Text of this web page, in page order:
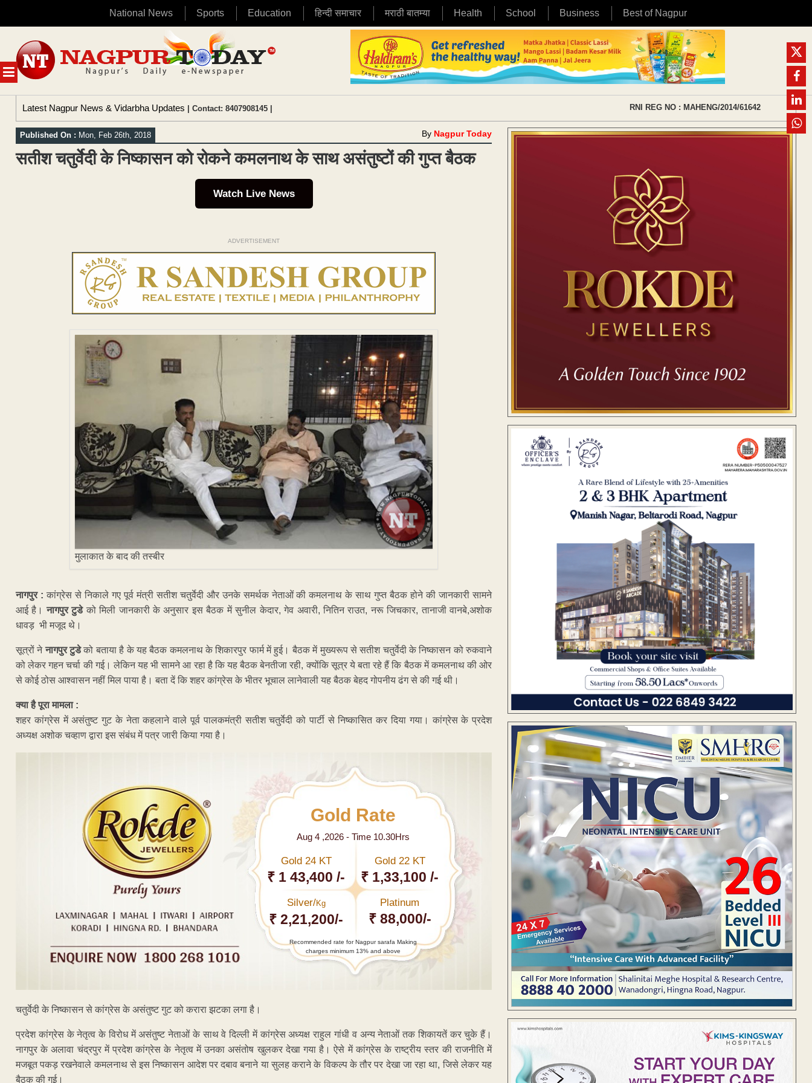
National News Sports Education हिन्दी समाचार मराठी बातम्या Health School Business Best of Nagpur
MENU
content
Latest Nagpur News & Vidarbha Updates | Contact: 8407908145 | RNI REG NO : MAHENG/2014/61642
Published On : Mon, Feb 26th, 2018 By Nagpur Today
सतीश चतुर्वेदी के निष्कासन को रोकने कमलनाथ के साथ असंतुष्टों की गुप्त बैठक
Watch Live News
ADVERTISEMENT
मुलाकात के बाद की तस्बीर
नागपुर : कांग्रेस से निकाले गए पूर्व मंत्री सतीश चतुर्वेदी और उनके समर्थक नेताओं की कमलनाथ के साथ गुप्त बैठक होने की जानकारी सामने
आई है।नागपुर टुडेको मिली जानकारी के अनुसार इस बैठक में सुनील केदार, गेव अवारी, नितिन राउत, नरू जिचकार, तानाजी वानबे,अशोक
धावड़ भी मजूद थे।
सूत्रों नेनागपुर टुडेको बताया है के यह बैठक कमलनाथ के शिकारपुर फार्म में हुई। बैठक में मुख्यरूप से सतीश चतुर्वेदी के निष्कासन को रुकवाने
को लेकर गहन चर्चा की गई। लेकिन यह भी सामने आ रहा है कि यह बैठक बेनतीजा रही, क्योंकि सूत्र ये बता रहे हैं कि बैठक में कमलनाथ की ओर
से कोई ठोस आश्वासन नहीं मिल पाया है। बता दें कि शहर कांग्रेस के भीतर भूचाल लानेवाली यह बैठक बेहद गोपनीय ढंग से की गई थी।
क्या है पूरा मामला :
शहर कांग्रेस में असंतुष्ट गुट के नेता कहलाने वाले पूर्व पालकमंत्री सतीश चतुर्वेदी को पार्टी से निष्कासित कर दिया गया। कांग्रेस के प्रदेश
अध्यक्ष अशोक चव्हाण द्वारा इस संबंध में पत्र जारी किया गया है।
Gold Rate
Aug 4 ,2026 - Time 10.30Hrs
Gold 24 KT
₹ 1 43,400 /-
Gold 22 KT
₹ 1,33,100 /-
Silver/Kg
₹ 2,21,200/-
Platinum
₹ 88,000/-
Recommended rate for Nagpur sarafa Making
charges minimum 13% and above
चतुर्वेदी के निष्कासन से कांग्रेस के असंतुष्ट गुट को करारा झटका लगा है।
प्रदेश कांग्रेस के नेतृत्व के विरोध में असंतुष्ट नेताओं के साथ वे दिल्ली में कांग्रेस अध्यक्ष राहुल गांधी व अन्य नेताओं तक शिकायतें कर चुके हैं।
नागपुर के अलावा चंद्रपुर में प्रदेश कांग्रेस के नेतृत्व में उनका असंतोष खुलकर देखा गया है। ऐसे में कांग्रेस के राष्ट्रीय स्तर की राजनीति में
मजबूत पकड़ रखनेवाले कमलनाथ से इस निष्कासन आदेश पर दबाव बनाने या सुलह कराने के विकल्प के तौर पर देखा जा रहा था, जिसे लेकर यह
बैठक की गई।